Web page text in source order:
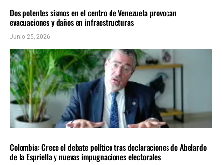
Dos potentes sismos en el centro de Venezuela provocan
evacuaciones y daños en infraestructuras
Junio 25, 2026
Colombia: Crece el debate político tras declaraciones de Abelardo
de la Espriella y nuevas impugnaciones electorales